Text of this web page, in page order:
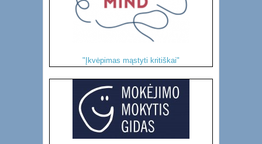
"Įkvėpimas mąstyti kritiškai"